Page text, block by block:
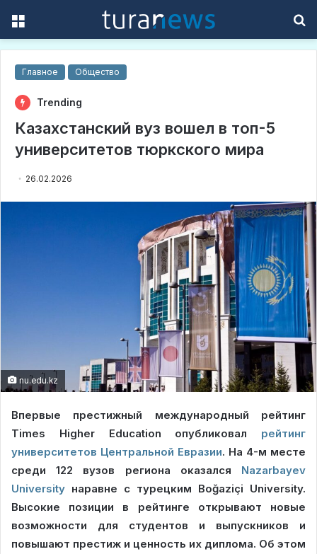
Главное Общество
Trending
Казахстанский вуз вошел в топ-5
университетов тюркского мира
26.02.2026
nu.edu.kz
Впервые престижный международный рейтинг
Times Higher Education опубликовал рейтинг
университетов Центральной Евразии. На 4-м месте
среди 122 вузов региона оказался Nazarbayev
University наравне с турецким Boğaziçi University.
Высокие позиции в рейтинге открывают новые
возможности для студентов и выпускников и
повышают престиж и ценность их диплома. Об этом